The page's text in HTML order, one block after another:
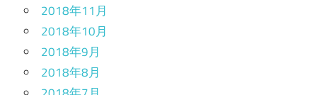
2018年11月
2018年10月
2018年9月
2018年8月